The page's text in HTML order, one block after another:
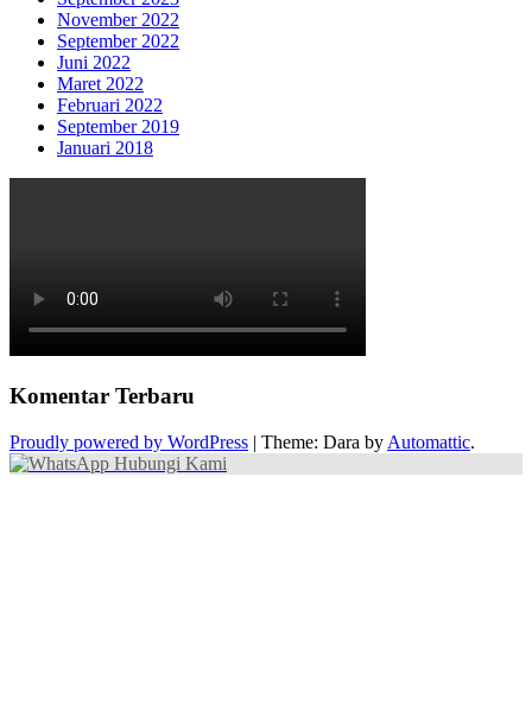
November 2022
September 2022
Juni 2022
Maret 2022
Februari 2022
September 2019
Januari 2018
Komentar Terbaru
Proudly powered by WordPress | Theme: Dara by Automattic.
Hubungi Kami